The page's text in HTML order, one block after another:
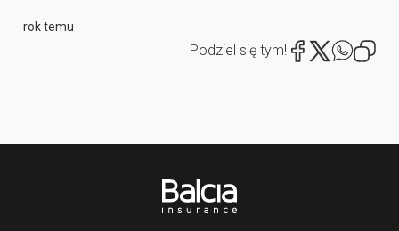
rok temu
Podziel się tym!